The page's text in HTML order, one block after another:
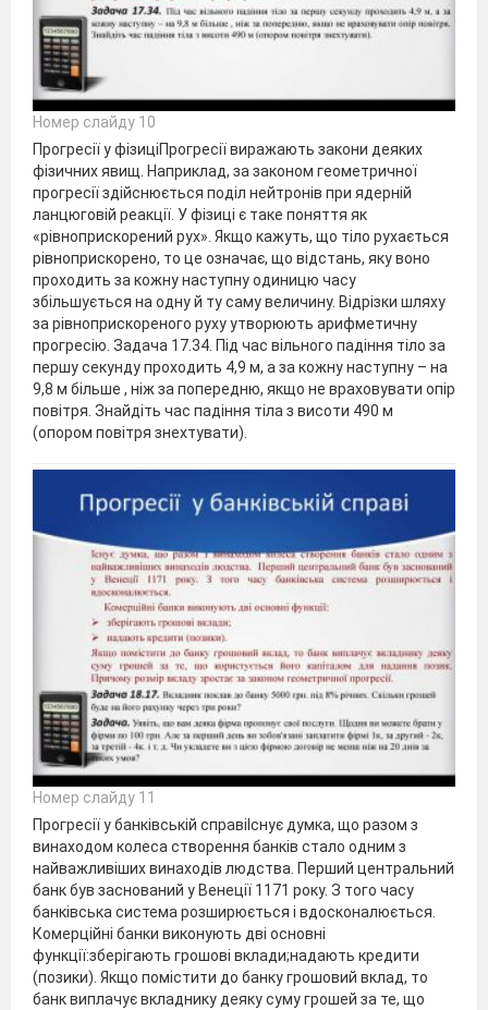
Номер слайду 10
Прогресії у фізиціПрогресії виражають закони деяких
фізичних явищ. Наприклад, за законом геометричної
прогресії здійснюється поділ нейтронів при ядерній
ланцюговій реакції. У фізиці є таке поняття як
«рівноприскорений рух». Якщо кажуть, що тіло рухається
рівноприскорено, то це означає, що відстань, яку воно
проходить за кожну наступну одиницю часу
збільшується на одну й ту саму величину. Відрізки шляху
за рівноприскореного руху утворюють арифметичну
прогресію. Задача 17.34. Під час вільного падіння тіло за
першу секунду проходить 4,9 м, а за кожну наступну – на
9,8 м більше , ніж за попередню, якщо не враховувати опір
повітря. Знайдіть час падіння тіла з висоти 490 м
(опором повітря знехтувати).
Номер слайду 11
Прогресії у банківській справіІснує думка, що разом з
винаходом колеса створення банків стало одним з
найважливіших винаходів людства. Перший центральний
банк був заснований у Венеції 1171 року. З того часу
банківська система розширюється і вдосконалюється.
Комерційні банки виконують дві основні
функції:зберігають грошові вклади;надають кредити
(позики). Якщо помістити до банку грошовий вклад, то
банк виплачує вкладнику деяку суму грошей за те, що